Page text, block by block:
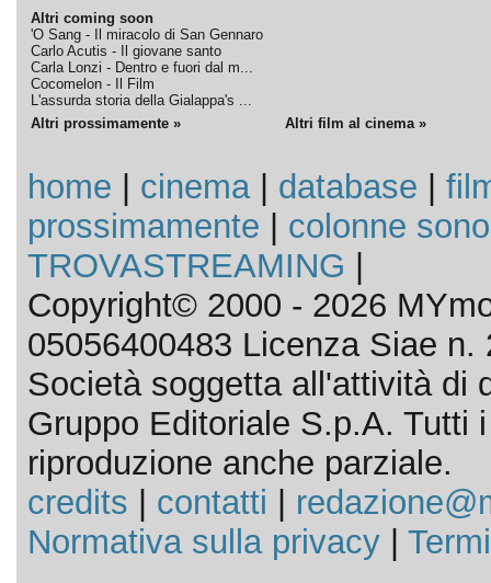
Altri coming soon
'O Sang - Il miracolo di San Gennaro
Carlo Acutis - Il giovane santo
Carla Lonzi - Dentro e fuori dal m...
Cocomelon - Il Film
L'assurda storia della Gialappa's ...
Altri prossimamente » Altri film al cinema »
home cinema| database
prossimamente
colonne
TROVASTREAMING
Copyright© 2000 - 2026
05056400483 Licenza Siae n.
Società soggetta all'attività di
Gruppo Editoriale S.p.A. Tutti
riproduzione anche parziale.
credits
contatti
Normativa sulla privacy|